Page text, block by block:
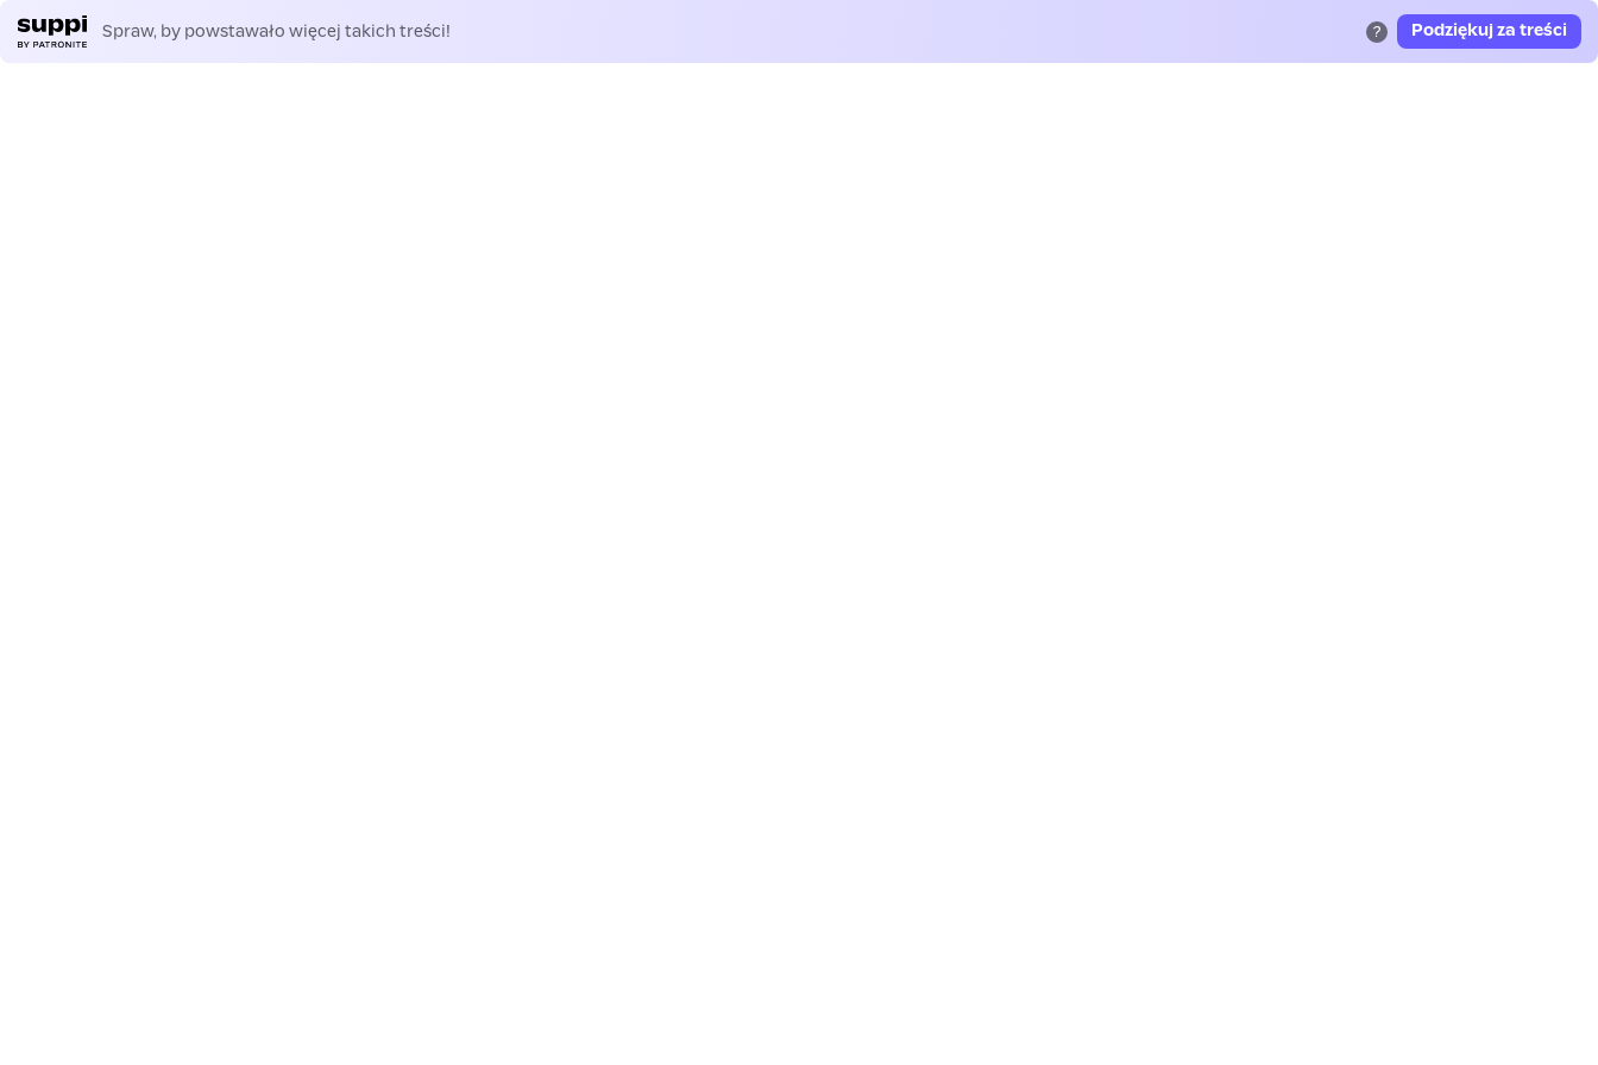
Spraw, by powstawało więcej takich treści! ? Podziękuj za treści